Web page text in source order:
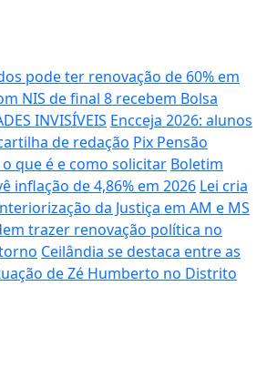
pode ter renovação de 60% em
NIS de final 8 recebem Bolsa
INVISÍVEIS Encceja 2026: alunos
de redação Pix Pensão
que é e como solicitar Boletim
inflação de 4,86% em 2026 Lei cria
da Justiça em AM e MS
trazer renovação política no
Ceilândia se destaca entre as
de Zé Humberto no Distrito